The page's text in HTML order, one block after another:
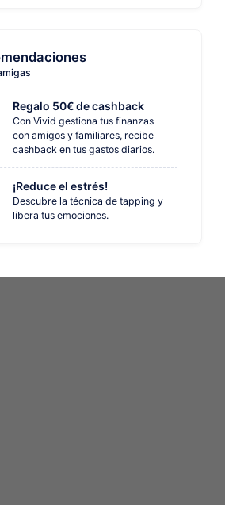
Regalo 50€ de cashback
Con Vivid gestiona tus finanzas
con amigos y familiares, recibe
cashback en tus gastos diarios.
¡Reduce el estrés!
Descubre la técnica de tapping y
libera tus emociones.